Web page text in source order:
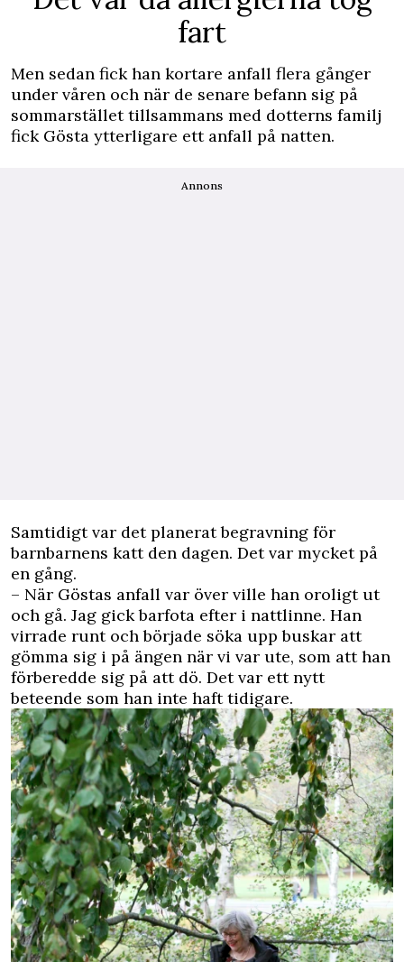
fart
Men sedan fick han kortare anfall flera gånger
under våren och när de senare befann sig på
sommarstället tillsammans med dotterns familj
fick Gösta ytterligare ett anfall på natten.
Annons
Samtidigt var det planerat begravning för
barnbarnens katt den dagen. Det var mycket på
en gång.
– När Göstas anfall var över ville han oroligt ut
och gå. Jag gick barfota efter i nattlinne. Han
virrade runt och började söka upp buskar att
gömma sig i på ängen när vi var ute, som att han
förberedde sig på att dö. Det var ett nytt
beteende som han inte haft tidigare.